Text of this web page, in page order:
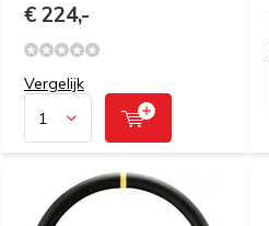
€ 224,-
Vergelijk